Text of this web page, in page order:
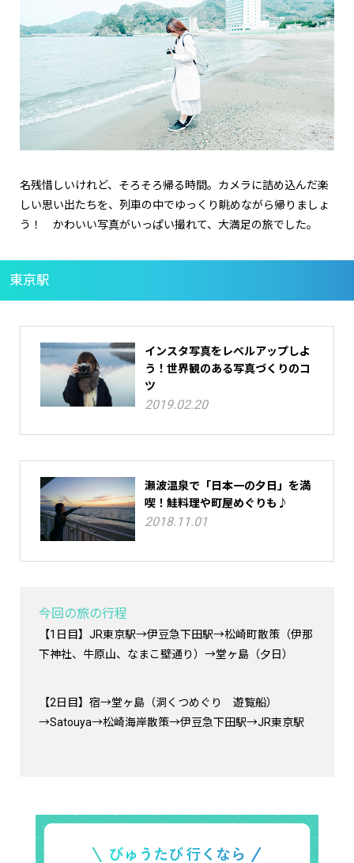
名残惜しいけれど、そろそろ帰る時間。カメラに詰め込んだ楽
しい思い出たちを、列車の中でゆっくり眺めながら帰りましょ
う！ かわいい写真がいっぱい撮れて、大満足の旅でした。
東京駅
インスタ写真をレベルアップしよ
う！世界観のある写真づくりのコ
ツ
2019.02.20
瀬波温泉で「日本一の夕日」を満
喫！鮭料理や町屋めぐりも♪
2018.11.01
今回の旅の行程
【1日目】JR東京駅→伊豆急下田駅→松崎町散策（伊那
下神社、牛原山、なまこ壁通り）→堂ヶ島（夕日）
【2日目】宿→堂ヶ島（洞くつめぐり 遊覧船）
→Satouya→松崎海岸散策→伊豆急下田駅→JR東京駅